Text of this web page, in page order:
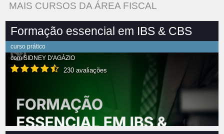
MAIS CURSOS DA ÁREA FISCAL
Formação essencial em IBS & CBS
curso prático
comSIDNEY D'AGÁZIO
230 avaliações